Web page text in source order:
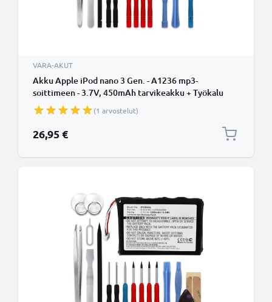
VARA-AKUT
Akku Apple iPod nano 3 Gen. - A1236 mp3-
soittimeen - 3.7V, 450mAh tarvikeakku + Työkalu
tuotemerkiltä CELLONIC
(1 arvostelut)
26,95 €